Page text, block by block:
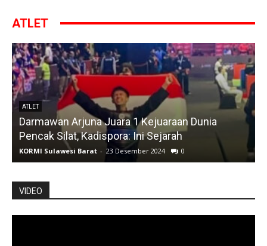
ATLET
ATLET
Darmawan Arjuna Juara 1 Kejuaraan Dunia
Pencak Silat, Kadispora: Ini Sejarah
KORMI Sulawesi Barat - 23 Desember 2024 0
VIDEO